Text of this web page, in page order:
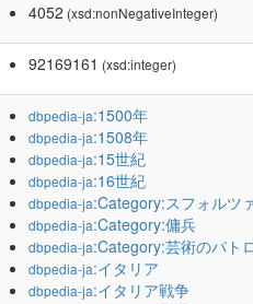
4052 (xsd:nonNegativeInteger)
92169161 (xsd:integer)
dbpedia-ja:1500年
dbpedia-ja:1508年
dbpedia-ja:15世紀
dbpedia-ja:16世紀
dbpedia-ja:Category:スフォルツ
dbpedia-ja:Category:傭兵
dbpedia-ja:Category:芸術のパト
dbpedia-ja:イタリア
dbpedia-ja:イタリア戦争